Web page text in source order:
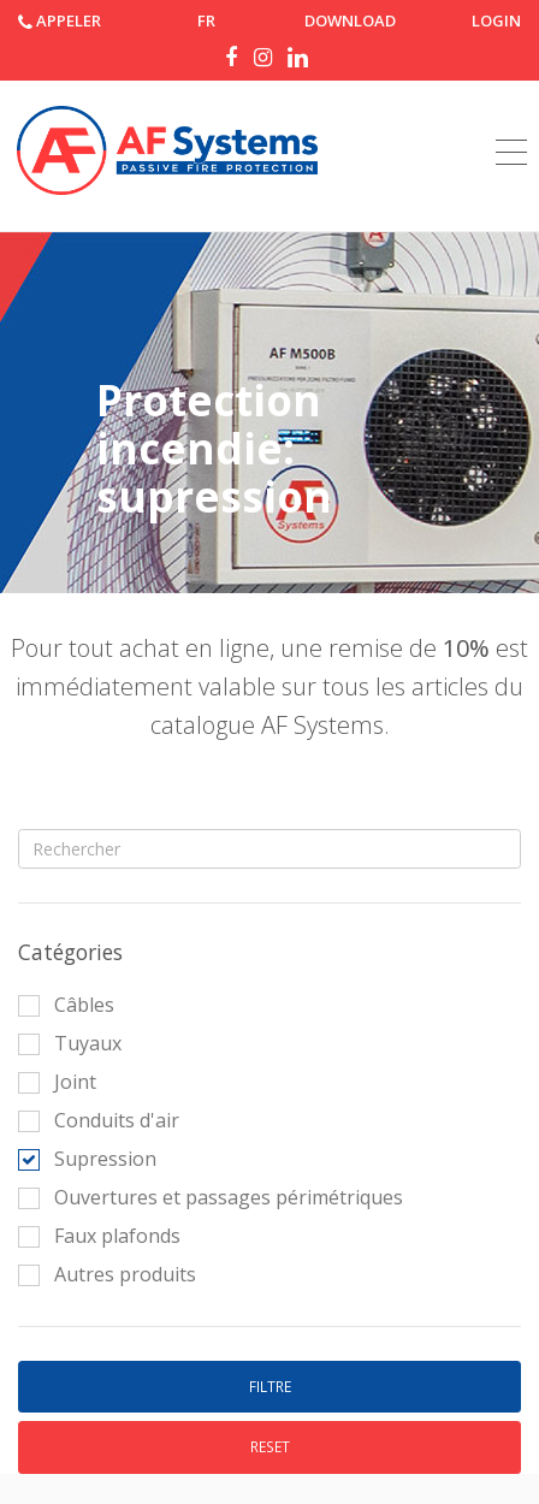
APPELER FR DOWNLOAD LOGIN
Accueil
Protection
incendie:
supression
Pour tout achat en ligne, une remise de 10% est
immédiatement valable sur tous les articles du
catalogue AF Systems.
Catégories
Câbles
Tuyaux
Joint
Conduits d'air
Supression
Ouvertures et passages périmétriques
Faux plafonds
Autres produits
RESET